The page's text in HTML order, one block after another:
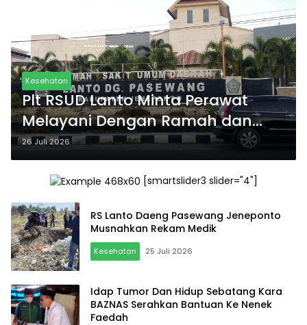
Kesehatan
Plt RSUD Lanto Minta Perawat
Melayani Dengan Ramah dan
Tersenyum
26 Juli 2026
[smartslider3 slider="4"]
RS Lanto Daeng Pasewang Jeneponto
Musnahkan Rekam Medik
Kesehatan 25 Juli 2026
Idap Tumor Dan Hidup Sebatang Kara
BAZNAS Serahkan Bantuan Ke Nenek
Faedah